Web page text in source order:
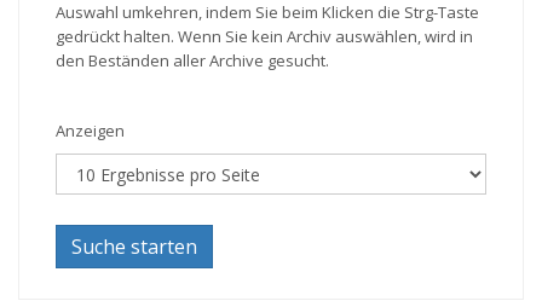
Auswahl umkehren, indem Sie beim Klicken die Strg-Taste
gedrückt halten. Wenn Sie kein Archiv auswählen, wird in
den Beständen aller Archive gesucht.
Anzeigen
Suche starten